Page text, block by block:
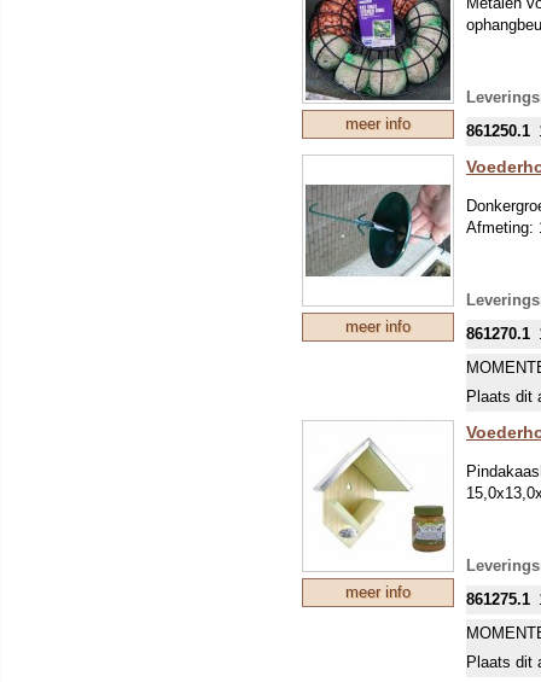
meer info
861250.1
meer info
Afmeting:
861270.1
Plaats dit
meer info
861275.1
Plaats dit